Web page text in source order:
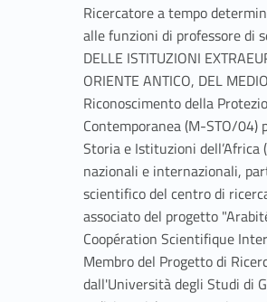
Ricercatore a tempo
alle funzioni di professore di
DELLE ISTITUZIONI
ORIENTE ANTICO, DEL
Riconoscimento della
Contemporanea (M-STO/
Storia e Istituzioni
nazionali e internazionali,
scientifico del centro di
associato del progetto
Coopération Scientifique
Membro del Progetto di
dall'Università degli Studi di